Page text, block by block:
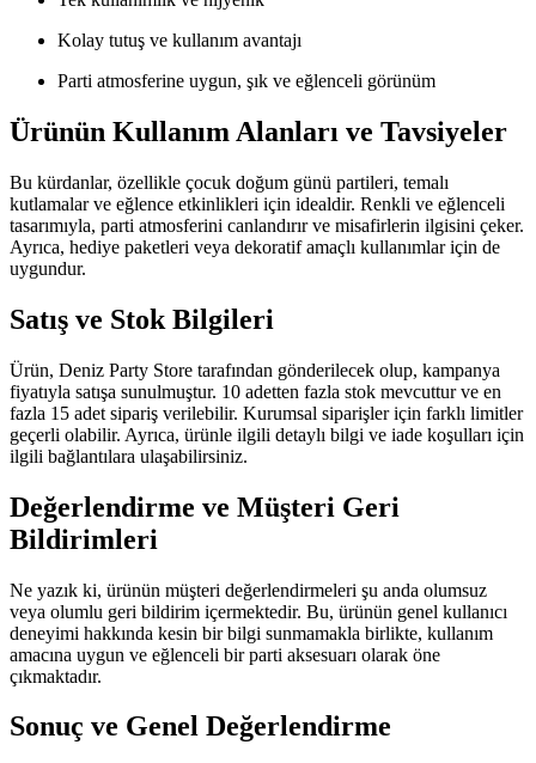
Kolay tutuş ve kullanım avantajı
Parti atmosferine uygun, şık ve eğlenceli görünüm
Ürünün Kullanım Alanları ve Tavsiyeler
Bu kürdanlar, özellikle çocuk doğum günü partileri, temalı
kutlamalar ve eğlence etkinlikleri için idealdir. Renkli ve eğlenceli
tasarımıyla, parti atmosferini canlandırır ve misafirlerin ilgisini çeker.
Ayrıca, hediye paketleri veya dekoratif amaçlı kullanımlar için de
uygundur.
Satış ve Stok Bilgileri
Ürün, Deniz Party Store tarafından gönderilecek olup, kampanya
fiyatıyla satışa sunulmuştur. 10 adetten fazla stok mevcuttur ve en
fazla 15 adet sipariş verilebilir. Kurumsal siparişler için farklı limitler
geçerli olabilir. Ayrıca, ürünle ilgili detaylı bilgi ve iade koşulları için
ilgili bağlantılara ulaşabilirsiniz.
Değerlendirme ve Müşteri Geri
Bildirimleri
Ne yazık ki, ürünün müşteri değerlendirmeleri şu anda olumsuz
veya olumlu geri bildirim içermektedir. Bu, ürünün genel kullanıcı
deneyimi hakkında kesin bir bilgi sunmamakla birlikte, kullanım
amacına uygun ve eğlenceli bir parti aksesuarı olarak öne
çıkmaktadır.
Sonuç ve Genel Değerlendirme